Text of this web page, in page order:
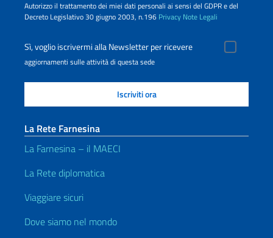
Autorizzo il trattamento dei miei dati personali ai sensi del GDPR e del
Decreto Legislativo 30 giugno 2003, n.196 Privacy Note Legali
Sì, voglio iscrivermi alla Newsletter per ricevere
aggiornamenti sulle attività di questa sede
La Rete Farnesina
La Farnesina – il MAECI
La Rete diplomatica
Viaggiare sicuri
Dove siamo nel mondo